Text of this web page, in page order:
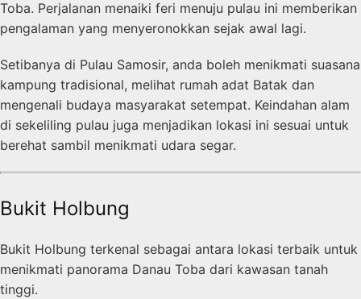
Toba. Perjalanan menaiki feri menuju pulau ini memberikan
pengalaman yang menyeronokkan sejak awal lagi.
Setibanya di Pulau Samosir, anda boleh menikmati suasana
kampung tradisional, melihat rumah adat Batak dan
mengenali budaya masyarakat setempat. Keindahan alam
di sekeliling pulau juga menjadikan lokasi ini sesuai untuk
berehat sambil menikmati udara segar.
Bukit Holbung
Bukit Holbung terkenal sebagai antara lokasi terbaik untuk
menikmati panorama Danau Toba dari kawasan tanah
tinggi.